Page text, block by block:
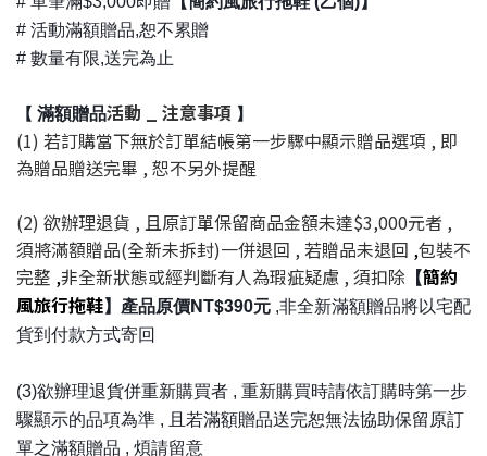
# 活動滿額贈品,恕不累贈
# 數量有限,送完為止
【 滿額贈品活動 _ 注意事項 】
(1) 若訂購當下無於訂單結帳第一步驟中顯示贈品選項 , 即
為贈品贈送完畢 , 恕不另外提醒
(2) 欲辦理退貨 , 且原訂單保留商品金額未達$3,000元者 ,
須將滿額贈品(全新未拆封)一併退回 , 若贈品未退回 ,包裝不
完整 ,非全新狀態或經判斷有人為瑕疵疑慮 , 須扣除 【簡約
風旅行拖鞋】產品原價NT$390元 ,非全新滿額贈品將以宅配
貨到付款方式寄回
(3)欲辦理退貨併重新購買者 , 重新購買時請依訂購時第一步
驟顯示的品項為準 , 且若滿額贈品送完恕無法協助保留原訂
單之滿額贈品 , 煩請留意